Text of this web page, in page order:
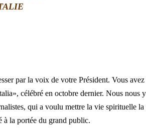
par la voix de votre Président. Vous
célébré en octobre dernier. Nous nous y
qui a voulu mettre la vie spirituelle la
à la portée du grand public.